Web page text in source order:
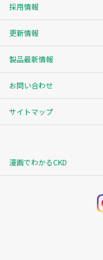
採用情報
更新情報
製品最新情報
お問い合わせ
サイトマップ
漫画でわかるCKD